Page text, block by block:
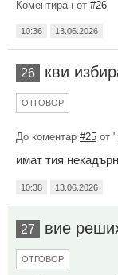
Коментиран от #26
10:36 13.06.2026
26 кви
ОТГОВОР
До коментар #25 от
имат тия
10:38 13.06.2026
27 вие
ОТГОВОР